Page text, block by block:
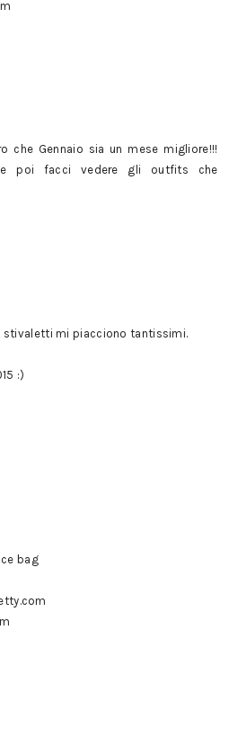
che Gennaio sia un mese migliore!!!
e poi facci vedere gli outfits che
stivaletti mi piacciono tantissimi.
:)
bag